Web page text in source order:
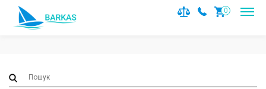
Notice
: Trying to access array offset on value of type null in
/var/www/barkas/data/www/barkas.com.ua/catalog/
on line36
0